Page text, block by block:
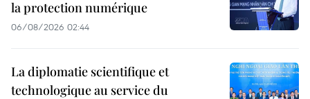
la protection numérique
06/08/2026 02:44
La diplomatie scientifique et
technologique au service du